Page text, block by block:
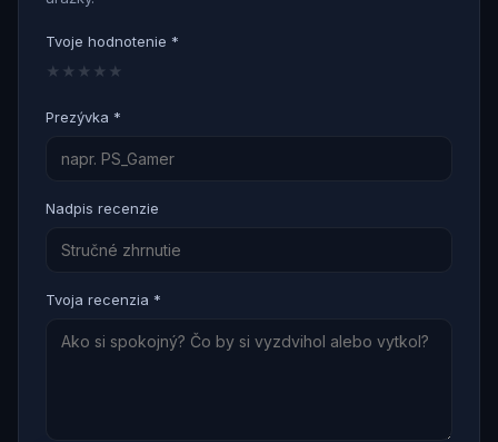
Tvoje hodnotenie *
★
★
★
★
★
Prezývka *
Nadpis recenzie
Tvoja recenzia *